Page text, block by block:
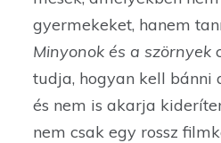
gyermekeket, hanem
Minyonok és a szörnyek
tudja, hogyan kell bánni
és nem is akarja
nem csak egy rossz